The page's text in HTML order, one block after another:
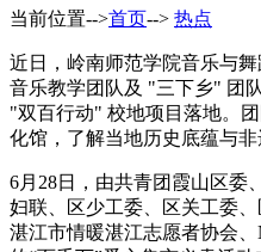
当前位置-->首页--> 热点
近日，岭南师范学院音乐与
音乐教学团队及 "三下乡" 团
"双百行动" 校地项目落地。
化馆，了解当地历史底蕴与非
6月28日，由共青团霞山区委
妇联、区少工委、区关工委
湛江市情暖湛江志愿者协会